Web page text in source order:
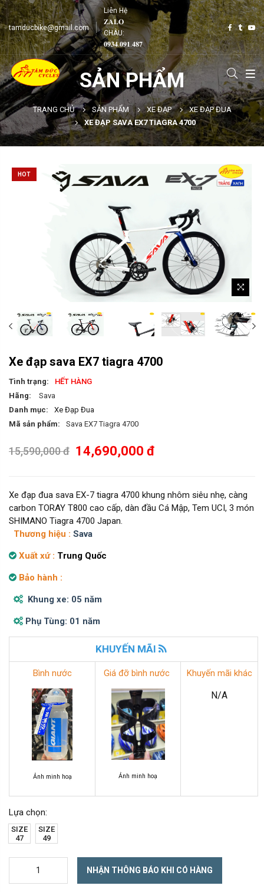
tamducbike@gmail.com
Liên Hệ
𝐙𝐀𝐋𝐎
CHÂU:
𝟎𝟗𝟑𝟒.𝟎𝟗𝟏.𝟒𝟖𝟕
SẢN PHẨM
TRANG CHỦ SẢN PHẨM XE ĐẠP
XE ĐẠP ĐUA
XE ĐẠP SAVA EX7 TIAGRA 4700
HOT
Xe đạp sava EX7 tiagra 4700
Tình trạng:
HẾT HÀNG
Hãng:
Sava
Danh mục:
Xe Đạp Đua
Mã sản phẩm:
Sava EX7 Tiagra 4700
15,590,000 đ 14,690,000 đ
Xe đạp đua sava EX-7 tiagra 4700 khung nhôm siêu nhẹ, càng
carbon TORAY T800 cao cấp, dàn đầu Cá Mập, Tem UCI, 3 món
SHIMANO Tiagra 4700 Japan.
Thương hiệu : Sava
Xuất xứ : Trung Quốc
Bảo hành :
Khung xe: 05 năm
Phụ Tùng: 01 năm
KHUYẾN MÃI
Bình nước
Ảnh minh hoạ
Giá đỡ bình nước
Ảnh minh hoạ
Khuyến mãi khác
N/A
Lựa chọn:
SIZE
47
SIZE
49
NHẬN THÔNG BÁO KHI CÓ HÀNG